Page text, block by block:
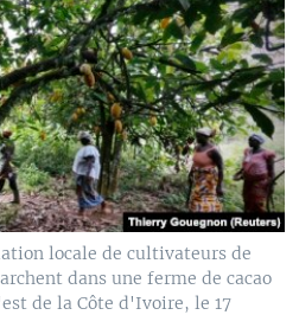
locale de cultivateurs de
dans une ferme de cacao
de la Côte d'Ivoire, le 17